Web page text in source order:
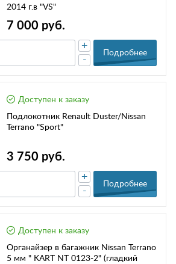
2014 г.в "VS"
7 000 руб.
-
+
Подробнее
Доступен к заказу
Подлокотник Renault Duster/Nissan
Terrano "Sport"
3 750 руб.
-
+
Подробнее
Доступен к заказу
Органайзер в багажник Nissan Terrano
5 мм " KART NT 0123-2" (гладкий